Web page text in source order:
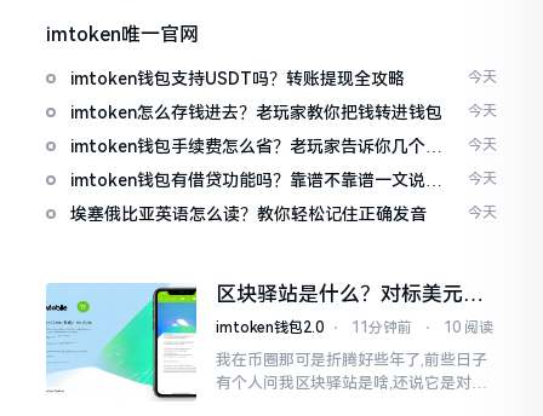
imtoken唯一官网
imtoken钱包支持USDT吗？转账提现全攻略 今天
imtoken怎么存钱进去？老玩家教你把钱转进钱包 今天
imtoken钱包手续费怎么省？老玩家告诉你几个实
在招
今天
imtoken钱包有借贷功能吗？靠谱不靠谱一文说清
楚
今天
埃塞俄比亚英语怎么读？教你轻松记住正确发音 今天
区块驿站是什么？对标美元的
ETH到底咋回事
imtoken钱包2.0 ⋅ 11分钟前 ⋅ 10 阅读
我在币圈那可是折腾好些年了,前些日子
有个人问我区块驿站是啥,还说它是对标